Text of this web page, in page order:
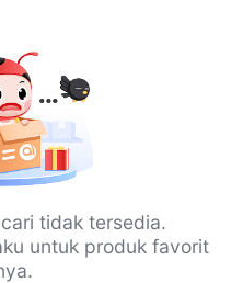
tidak tersedia.
untuk produk favorit